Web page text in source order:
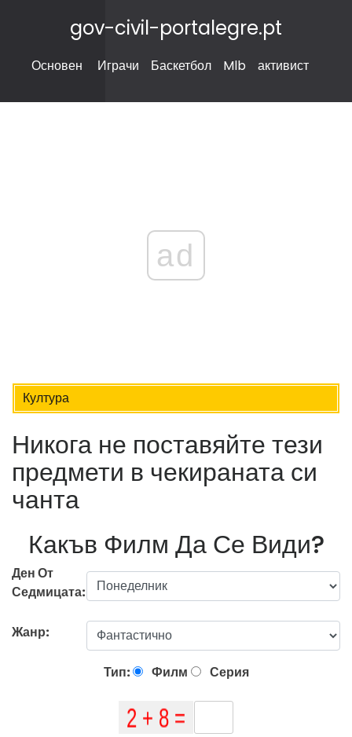
gov-civil-portalegre.pt
Основен Играчи Баскетбол Mlb активист
ad
Култура
Никога не поставяйте тези
предмети в чекираната си
чанта
Какъв Филм Да Се Види?
Ден От
Седмицата:
Жанр:
Тип: Филм Серия